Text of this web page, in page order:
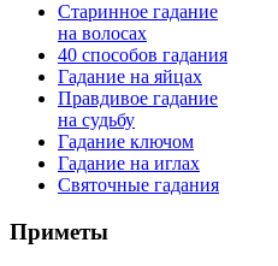
Старинное гадание
на волосах
40 способов гадания
Гадание на яйцах
Правдивое гадание
на судьбу
Гадание ключом
Гадание на иглах
Святочные гадания
Приметы